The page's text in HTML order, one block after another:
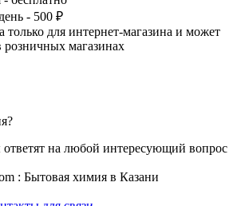
- 500 ₽
только для интернет-магазина и может
розничных магазинах
на любой интересующий вопрос
: Бытовая химия в Казани